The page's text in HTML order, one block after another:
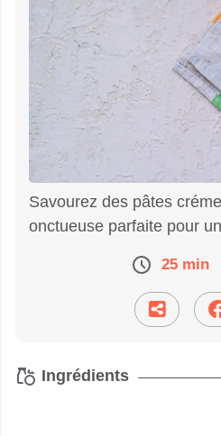
Savourez des pâtes
onctueuse parfaite pour
25 min
Ingrédients